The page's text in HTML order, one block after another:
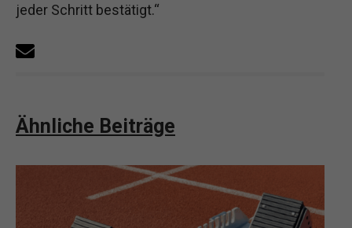
jeder Schritt bestätigt.“
Ähnliche Beiträge